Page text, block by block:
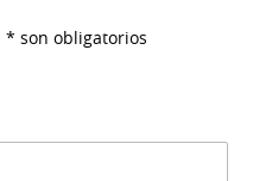
* son obligatorios